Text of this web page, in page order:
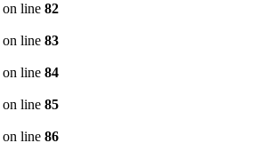
on line 82
on line 83
on line 84
on line 85
on line 86